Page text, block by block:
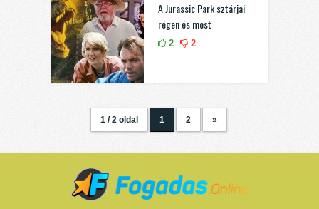
A Jurassic Park sztárjai
régen és most
2 2
1 / 2 oldal 1 2 »